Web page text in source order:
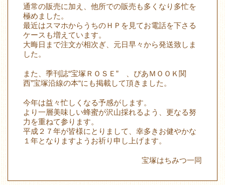
通常の販売に加え、他所での販売も多くなり多忙を
極めました。
最近はスマホからうちのＨＰを見てお電話を下さる
ケースも増えています。
大晦日まで注文が相次ぎ、元日早々から発送致しま
した。
また、季刊誌“宝塚ＲＯＳＥ” 、ぴあＭＯＯＫ関
西”宝塚沿線の本“にも掲載して頂きました。
今年は益々忙しくなる予感がします。
より一層美味しい蜂蜜が沢山採れるよう、更なる努
力を重ねて参ります。
平成２７年が皆様にとりまして、幸多きお健やかな
１年となりますようお祈り申し上げます。
宝塚はちみつ一同